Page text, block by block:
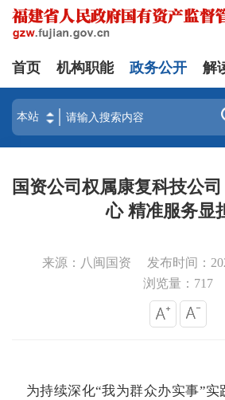
首页 机构职能 政务公开 解
国资公司权属康复科技公
心 精准服务显
来源：八闽国资
发布时间：
浏览量： 717
为持续深化“我为群众办实事”实